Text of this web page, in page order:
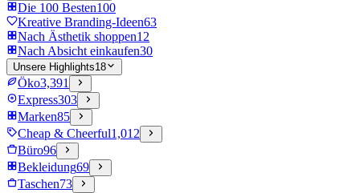
Die 100 Besten100
Kreative Branding-Ideen63
Nach Ästhetik shoppen12
Nach Absicht einkaufen30
Unsere Highlights18
Öko3,391
Express303
Marken85
Cheap & Cheerful1,012
Büro96
Bekleidung69
Taschen73